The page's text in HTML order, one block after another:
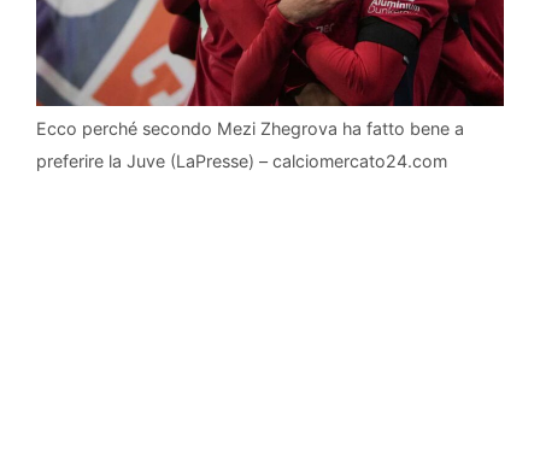
Ecco perché secondo Mezi Zhegrova ha fatto bene a
preferire la Juve (LaPresse) – calciomercato24.com